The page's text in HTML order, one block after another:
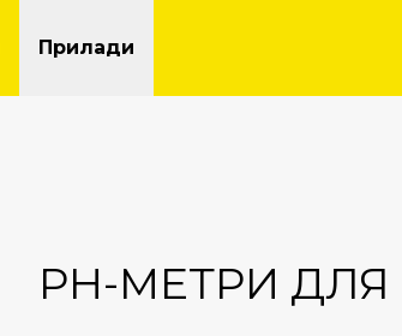
Прилади
РН-МЕТРИ ДЛЯ